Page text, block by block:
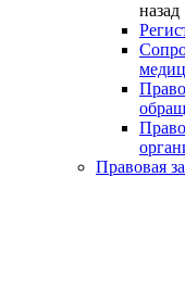
назад
Правовая